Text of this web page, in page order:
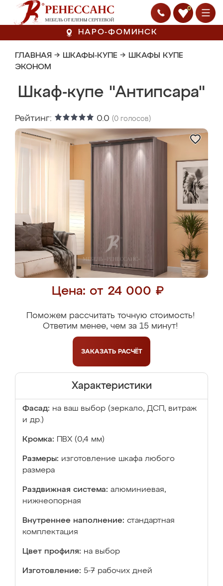
0
НАРО-ФОМИНСК
ГЛАВНАЯ → ШКАФЫ-КУПЕ → ШКАФЫ КУПЕ
ЭКОНОМ
Шкаф-купе "Антипсара"
Рейтинг: 0.0 (0 голосов)
Цена: от 24 000 ₽
Поможем рассчитать точную стоимость!
Ответим менее, чем за 15 минут!
ЗАКАЗАТЬ РАСЧЁТ
Характеристики
Фасад: на ваш выбор (зеркало, ДСП, витраж
и др.)
Кромка: ПВХ (0,4 мм)
Размеры: изготовление шкафа любого
размера
Раздвижная система: алюминиевая,
нижнеопорная
Внутреннее наполнение: стандартная
комплектация
Цвет профиля: на выбор
Изготовление: 5-7 рабочих дней